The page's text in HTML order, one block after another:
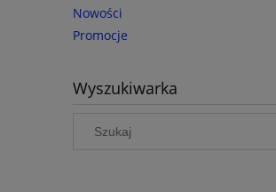
Nowości
Promocje
Wyszukiwarka